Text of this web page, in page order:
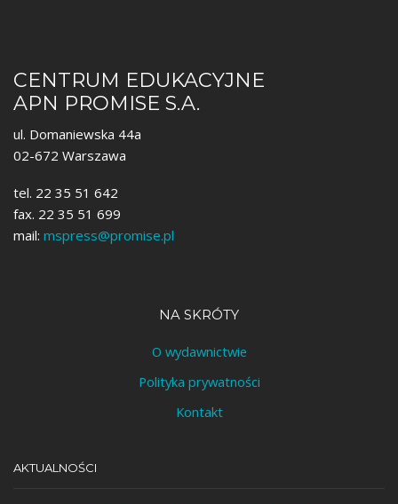
CENTRUM EDUKACYJNE
APN PROMISE S.A.
ul. Domaniewska 44a
02-672 Warszawa
tel. 22 35 51 642
fax. 22 35 51 699
mail: mspress@promise.pl
NA SKRÓTY
O wydawnictwie
Polityka prywatności
Kontakt
AKTUALNOŚCI